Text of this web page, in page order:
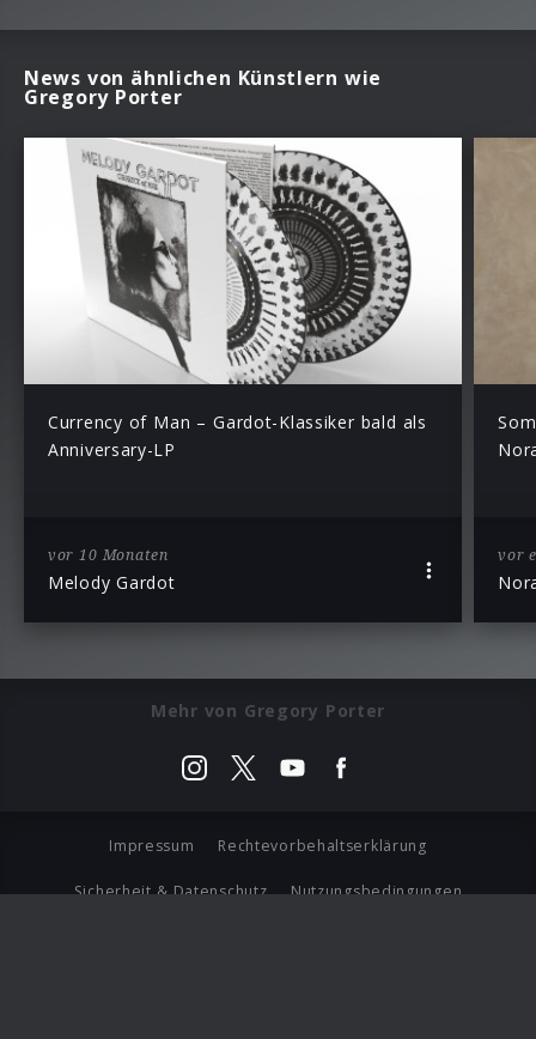
News von ähnlichen Künstlern wie
Gregory Porter
Currency of Man – Gardot-Klassiker bald als
Anniversary-LP
vor 10 Monaten
Melody Gardot
vor
Mehr von Gregory Porter
Impressum Rechtevorbehaltserklärung
Sicherheit & Datenschutz Nutzungsbedingungen